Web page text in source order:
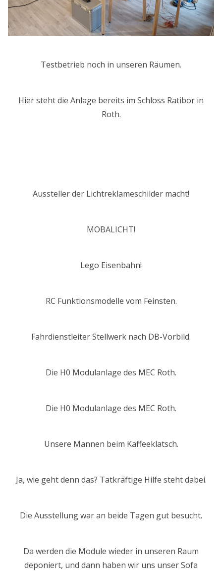
Testbetrieb noch in unseren Räumen.
Hier steht die Anlage bereits im Schloss Ratibor in
Roth.
Aussteller der Lichtreklameschilder macht!
MOBALICHT!
Lego Eisenbahn!
RC Funktionsmodelle vom Feinsten.
Fahrdienstleiter Stellwerk nach DB-Vorbild.
Die H0 Modulanlage des MEC Roth.
Die H0 Modulanlage des MEC Roth.
Unsere Mannen beim Kaffeeklatsch.
Ja, wie geht denn das? Tatkräftige Hilfe steht dabei.
Die Ausstellung war an beide Tagen gut besucht.
Da werden die Module wieder in unseren Raum
deponiert, und dann haben wir uns unser Sofa